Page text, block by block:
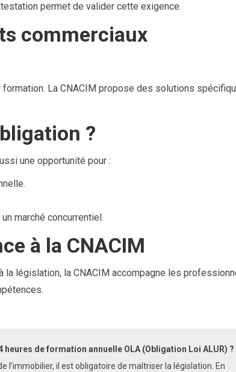
permet de valider cette exigence.
commerciaux
La CNACIM propose des solutions
?
une opportunité pour :
marché concurrentiel.
à la CNACIM
législation, la CNACIM accompagne les
heures de formation annuelle OLA (Obligation Loi ALUR) ?
l’immobilier, il est obligatoire de maîtriser la législation. En